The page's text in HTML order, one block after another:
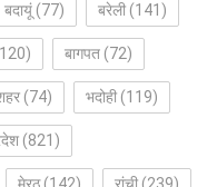
बदायूं(77) बरेली(141)
बागपत(72)
(74) भदोही(119)
(821)